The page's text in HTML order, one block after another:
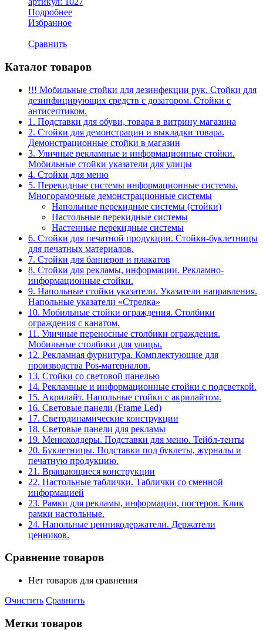
Подробнее
Избранное
Сравнить
Каталог товаров
!!! Мобильные стойки для дезинфекции рук. Стойки для
дезинфицирующих средств с дозатором. Стойки с
антисептиком.
1. Подставки для обуви, товара в витрину магазина
2. Стойки для демонстрации и выкладки товара.
Демонстрационные стойки в магазин
3. Уличные рекламные и информационные стойки.
Мобильные стойки указатели для улицы
4. Стойки для меню
5. Перекидные системы информационные системы.
Многорамочные демонстрационные системы
Напольные перекидные системы (стойки)
Настольные перекидные системы
Настенные перекидные системы
6. Стойки для печатной продукции. Стойки-буклетницы
для печатных материалов.
7. Стойки для баннеров и плакатов
8. Стойки для рекламы, информации. Рекламно-
информационные стойки.
9. Напольные стойки указатели. Указатели направления.
Напольные указатели «Стрелка»
10. Мобильные стойки ограждения. Столбики
ограждения с канатом.
11. Уличные переносные столбики ограждения.
Мобильные столбики для улицы.
12. Рекламная фурнитура. Комплектующие для
производства Pos-материалов.
13. Стойки со световой панелью
14. Рекламные и информационные стойки с подсветкой.
15. Акрилайт. Напольные стойки с акрилайтом.
16. Световые панели (Frame Led)
17. Светодинамические конструкции
18. Световые панели для рекламы
19. Менюхолдеры. Подставки для меню. Тейбл-тенты
20. Буклетницы. Подставки под буклеты, журналы и
печатную продукцию.
21. Вращающиеся конструкции
22. Настольные таблички. Таблички со сменной
информацией
23. Рамки для рекламы, информации, постеров. Клик
рамки настольные.
24. Напольные ценникодержатели. Держатели
ценников.
Сравнение товаров
Нет товаров для сравнения
Очистить Сравнить
Метки товаров